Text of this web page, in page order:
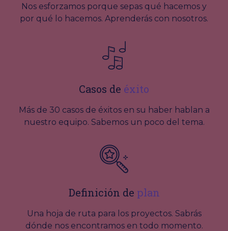
Nos esforzamos porque sepas qué hacemos y
por qué lo hacemos. Aprenderás con nosotros.
Casos de éxito
Más de 30 casos de éxitos en su haber hablan a
nuestro equipo. Sabemos un poco del tema.
Definición de plan
Una hoja de ruta para los proyectos. Sabrás
dónde nos encontramos en todo momento.